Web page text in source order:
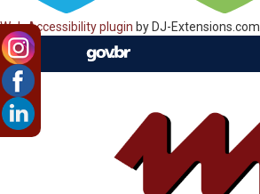
Web Accessibility plugin by DJ-Extensions.com